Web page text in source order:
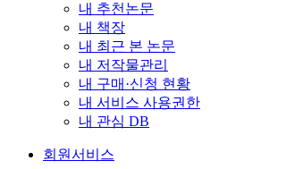
내 추천논문
내 책장
내 최근 본 논문
내 저작물관리
내 구매·신청 현황
내 서비스 사용권한
내 관심 DB
회원서비스